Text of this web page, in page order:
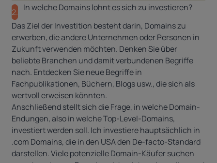
2. In welche Domains lohnt es sich zu investieren?
Das Ziel der Investition besteht darin, Domains zu
erwerben, die andere Unternehmen oder Personen in
Zukunft verwenden möchten. Denken Sie über
beliebte Branchen und damit verbundenen Begriffe
nach. Entdecken Sie neue Begriffe in
Fachpublikationen, Büchern, Blogs usw., die sich als
wertvoll erweisen könnten.
Anschließend stellt sich die Frage, in welche Domain-
Endungen, also in welche Top-Level-Domains,
investiert werden soll. Ich investiere hauptsächlich in
.com Domains, die in den USA den De-facto-Standard
darstellen. Viele potenzielle Domain-Käufer suchen